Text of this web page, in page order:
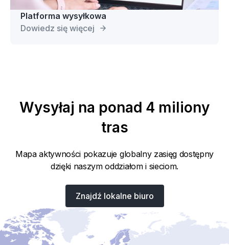
Platforma wysyłkowa
Dowiedz się więcej
Wysyłaj na ponad 4 miliony
tras
Mapa aktywności pokazuje globalny zasięg dostępny
dzięki naszym oddziałom i sieciom.
Znajdź lokalne biuro